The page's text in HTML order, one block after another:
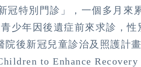
冠特別門診」，一個多月來
少年因後遺症前來求診，
院後新冠兒童診治及照護計
to Enhance